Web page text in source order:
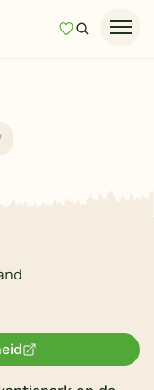
MijnZoeken